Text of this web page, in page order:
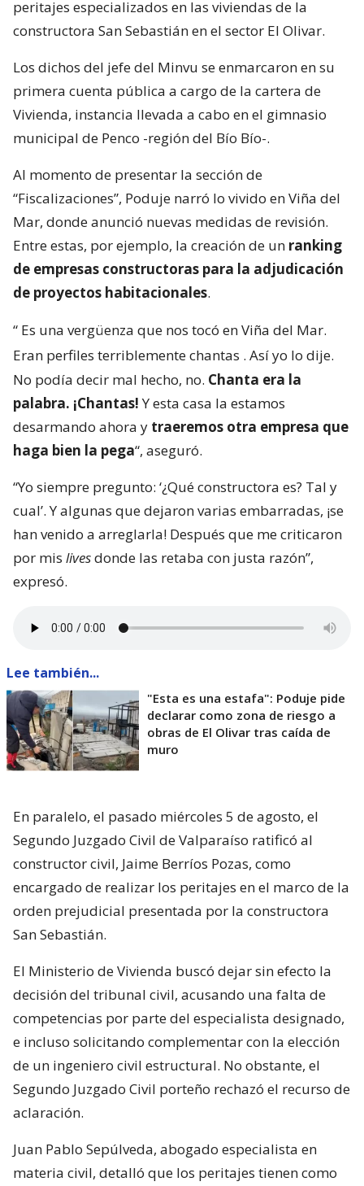
peritajes especializados en las viviendas de la
constructora San Sebastián en el sector El Olivar.
Los dichos del jefe del Minvu se enmarcaron en su
primera cuenta pública a cargo de la cartera de
Vivienda, instancia llevada a cabo en el gimnasio
municipal de Penco -región del Bío Bío-.
Al momento de presentar la sección de
“Fiscalizaciones”, Poduje narró lo vivido en Viña del
Mar, donde anunció nuevas medidas de revisión.
Entre estas, por ejemplo, la creación de un ranking
de empresas constructoras para la adjudicación
de proyectos habitacionales.
“ Es una vergüenza que nos tocó en Viña del Mar.
Eran perfiles terriblemente chantas . Así yo lo dije.
No podía decir mal hecho, no. Chanta era la
palabra. ¡Chantas!Y esta casa la estamos
desarmando ahora y traeremos otra empresa que
haga bien la pega“, aseguró.
“Yo siempre pregunto: ‘¿Qué constructora es? Tal y
cual’. Y algunas que dejaron varias embarradas, ¡se
han venido a arreglarla! Después que me criticaron
por mis livesdonde las retaba con justa razón”,
expresó.
Lee también...
"Esta es una estafa": Poduje pide
declarar como zona de riesgo a
obras de El Olivar tras caída de
muro
En paralelo, el pasado miércoles 5 de agosto, el
Segundo Juzgado Civil de Valparaíso ratificó al
constructor civil, Jaime Berríos Pozas, como
encargado de realizar los peritajes en el marco de la
orden prejudicial presentada por la constructora
San Sebastián.
El Ministerio de Vivienda buscó dejar sin efecto la
decisión del tribunal civil, acusando una falta de
competencias por parte del especialista designado,
e incluso solicitando complementar con la elección
de un ingeniero civil estructural. No obstante, el
Segundo Juzgado Civil porteño rechazó el recurso de
aclaración.
Juan Pablo Sepúlveda, abogado especialista en
materia civil, detalló que los peritajes tienen como